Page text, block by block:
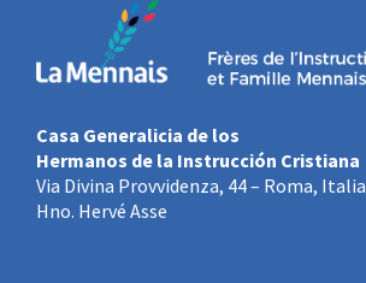
Casa Generalicia de los
Hermanos de la Instrucción Cristiana
Via Divina Provvidenza, 44 – Roma, Italia
Hno. Hervé Asse